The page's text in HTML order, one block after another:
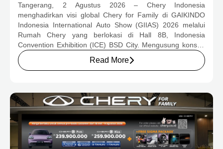
LENGKAP DAN PROGRAM APRESIASI
KONSUMEN BERNILAI HAMPIR RP1
MILIAR
Tangerang, 2 Agustus 2026 – Chery Indonesia
menghadirkan visi global Chery for Family di GAIKINDO
Indonesia International Auto Show (GIIAS) 2026 melalui
Rumah Chery yang berlokasi di Hall 8B, Indonesia
Convention Exhibition (ICE) BSD City. Mengusung konsep
rumah yang hangat dan inklusif, Chery menghadirkan
pengalaman menyeluruh bagi keluarga Indonesia melalui
program apresiasi untuk konsumen.
Read More